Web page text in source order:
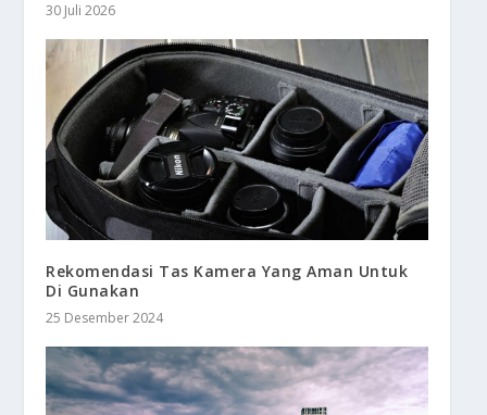
30 Juli 2026
Rekomendasi Tas Kamera Yang Aman Untuk
Di Gunakan
25 Desember 2024